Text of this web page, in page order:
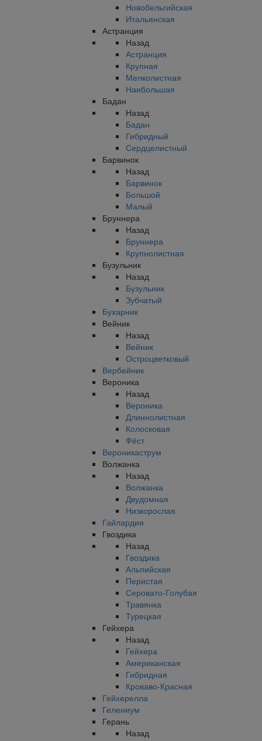
Новобельгийская
Итальянская
Астранция
Назад
Астранция
Крупная
Мелколистная
Наибольшая
Бадан
Назад
Бадан
Гибридный
Сердцелистный
Барвинок
Назад
Барвинок
Большой
Малый
Бруннера
Назад
Бруннера
Крупнолистная
Бузульник
Назад
Бузульник
Зубчатый
Бухарник
Вейник
Назад
Вейник
Остроцветковый
Вербейник
Вероника
Назад
Вероника
Длиннолистная
Колосковая
Фёст
Вероникаструм
Волжанка
Назад
Волжанка
Двудомная
Низкорослая
Гайлардия
Гвоздика
Назад
Гвоздика
Альпийская
Перистая
Серовато-Голубая
Травянка
Турецкая
Гейхера
Назад
Гейхера
Американская
Гибридная
Кроваво-Красная
Гейхерелла
Гелениум
Герань
Назад